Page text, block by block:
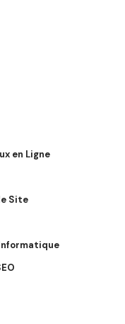
en Ligne
Site